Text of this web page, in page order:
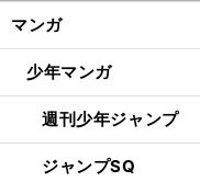
マンガ
少年マンガ
週刊少年ジャンプ
ジャンプSQ